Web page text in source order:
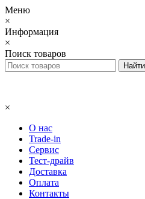
Меню
×
Информация
×
Поиск товаров
×
О нас
Trade-in
Сервис
Тест-драйв
Доставка
Оплата
Контакты